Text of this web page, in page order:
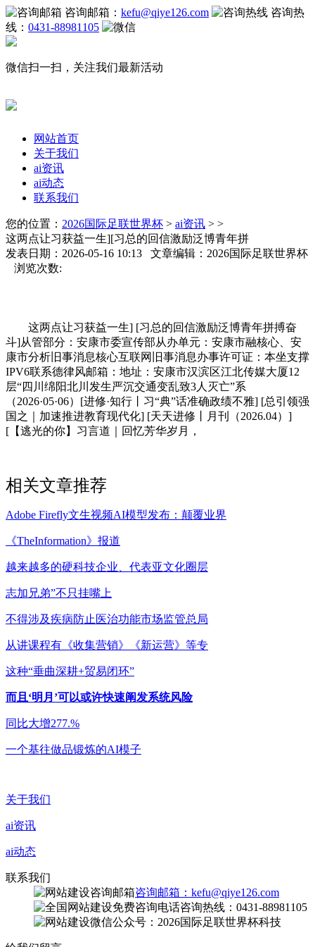
咨询邮箱： kefu@qiye126.com
咨询热
线： 0431-88981105
微信扫一扫，关注我们最新活动
网站首页
关于我们
ai资讯
ai动态
联系我们
您的位置： 2026国际足联世界杯 > ai资讯 > >
这两点让习获益一生][习总的回信激励泛博青年拼
发表日期：2026-05-16 10:13 文章编辑：2026国际足联世界杯
浏览次数:
这两点让习获益一生] [习总的回信激励泛博青年拼搏奋
斗]从管部分：安康市委宣传部从办单元：安康市融核心、安
康市分析旧事消息核心互联网旧事消息办事许可证：本坐支撑
IPV6联系德律风邮箱：地址：安康市汉滨区江北传媒大厦12
层“四川绵阳北川发生严沉交通变乱致3人灭亡”系
（2026·05·06）[进修·知行丨习“典”话准确政绩不雅] [总引领强
国之｜加速推进教育现代化] [天天进修丨月刊（2026.04）]
[【逃光的你】习言道｜回忆芳华岁月，
相关文章推荐
Adobe Firefly文生视频AI模型发布：颠覆业界
《TheInformation》报道
越来越多的硬科技企业、代表亚文化圈层
志加兄弟”不只挂嘴上
不得涉及疾病防止医治功能市场监管总局
从讲课程有《收集营销》《新运营》等专
这种“垂曲深耕+贸易闭环”
而且‘明月’可以或许快速阐发系统风险
同比大增277.%
一个基往做品锻炼的AI模子
关于我们
ai资讯
ai动态
联系我们
咨询邮箱：kefu@qiye126.com
咨询热线：0431-88981105
微信公众号：2026国际足联世界杯科技